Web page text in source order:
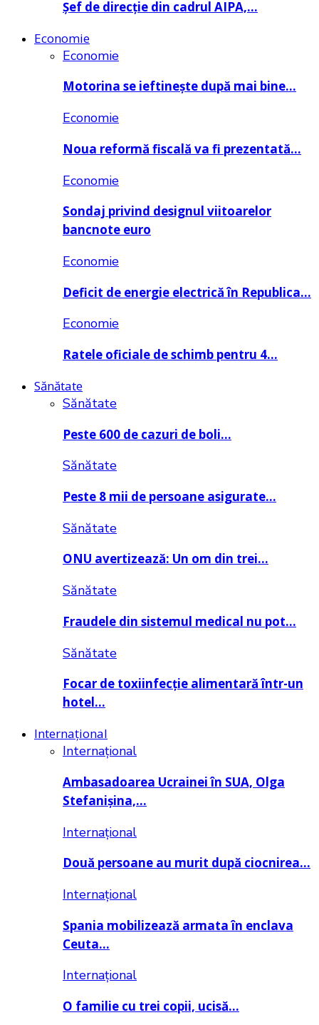
Șef de direcție din cadrul AIPA,…
Economie
Economie
Motorina se ieftinește după mai bine…
Economie
Noua reformă fiscală va fi prezentată…
Economie
Sondaj privind designul viitoarelor
bancnote euro
Economie
Deficit de energie electrică în Republica…
Economie
Ratele oficiale de schimb pentru 4…
Sănătate
Sănătate
Peste 600 de cazuri de boli…
Sănătate
Peste 8 mii de persoane asigurate…
Sănătate
ONU avertizează: Un om din trei…
Sănătate
Fraudele din sistemul medical nu pot…
Sănătate
Focar de toxiinfecție alimentară într-un
hotel…
Internațional
Internațional
Ambasadoarea Ucrainei în SUA, Olga
Stefanișina,…
Internațional
Două persoane au murit după ciocnirea…
Internațional
Spania mobilizează armata în enclava
Ceuta…
Internațional
O familie cu trei copii, ucisă…